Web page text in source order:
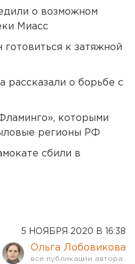
о возможном
Миасс
к затяжной
рассказали о борьбе с
которыми
регионы РФ
сбили в
5 НОЯБРЯ 2020 В 16:38
Ольга Лобовикова